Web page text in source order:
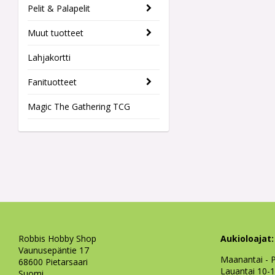
Pelit & Palapelit
Muut tuotteet
Lahjakortti
Fanituotteet
Magic The Gathering TCG
Robbis Hobby Shop
Vaunusepäntie 17
68600 Pietarsaari
Aukioloajat:
Maanantai -
Lauantai 10-